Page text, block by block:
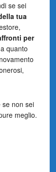
se sei
tua
per
quanto
se non sei
meglio.